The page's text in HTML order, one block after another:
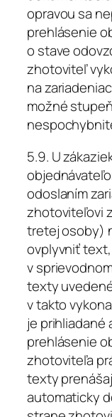
opravou sa
prehlásenie
o stave
zhotoviteľ
na
možné
5.9. U
odoslaním
zhotoviteľovi
tretej osoby)
ovplyvniť
v
texty
v takto
je prihliadané
prehlásenie
zhotoviteľa
texty
automaticky